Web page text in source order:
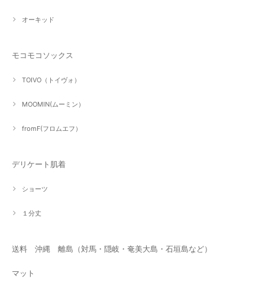
オーキッド
モコモコソックス
TOIVO（トイヴォ）
MOOMIN(ムーミン）
fromF(フロムエフ）
デリケート肌着
ショーツ
１分丈
送料 沖縄 離島（対馬・隠岐・奄美大島・石垣島など）
マット